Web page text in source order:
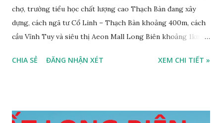
chợ, trường tiểu học chất lượng cao Thạch Bàn đang xây
dựng, cách ngã tư Cổ Linh – Thạch Bàn khoảng 400m, cách
cầu Vĩnh Tuy và siêu thị Aeon Mall Long Biên khoảng 1km,
4 tầng, diện tích mặt bằng 35m2, mặt tiền 5m, thiết kế 3
trung gian, Môi giới và Quảng cáo trực tuyến ĐÃ BÁN
CHIA SẺ ĐĂNG NHẬN XÉT XEM CHI TIẾT »